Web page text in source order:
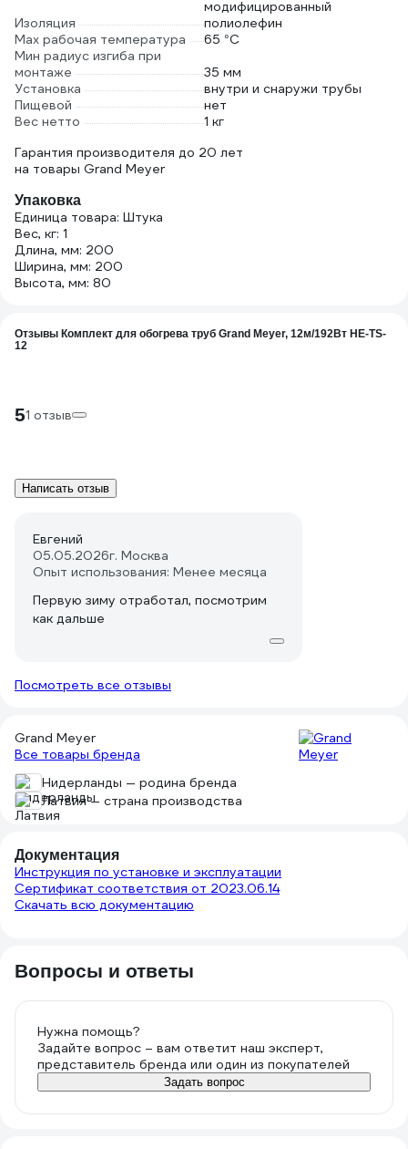
Изоляция
модифицированный
полиолефин
Max рабочая температура
65 °С
Мин радиус изгиба при
монтаже
35 мм
Установка
внутри и снаружи трубы
Пищевой
нет
Вес нетто
1 кг
Гарантия производителя до 20 лет
на товары Grand Meyer
Упаковка
Единица товара: Штука
Вес, кг: 1
Длина, мм: 200
Ширина, мм: 200
Высота, мм: 80
Отзывы Комплект для обогрева труб Grand Meyer, 12м/192Вт HE-TS-
12
51 отзыв
Написать отзыв
Евгений
05.05.2026г. Москва
Опыт использования: Менее месяца
Первую зиму отработал, посмотрим
как дальше
Посмотреть все отзывы
Grand Meyer
Все товары бренда
Нидерланды — родина бренда
Латвия — страна производства
Документация
Инструкция по установке и эксплуатации
Сертификат соответствия от 2023.06.14
Скачать всю документацию
Вопросы и ответы
Нужна помощь?
Задайте вопрос – вам ответит наш эксперт,
представитель бренда или один из покупателей
Задать вопрос